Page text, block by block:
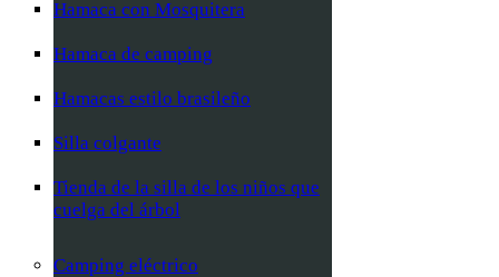
Hamaca con Mosquitera
Hamaca de camping
Hamacas estilo brasileño
Silla colgante
Tienda de la silla de los niños que
cuelga del árbol
Camping eléctrico